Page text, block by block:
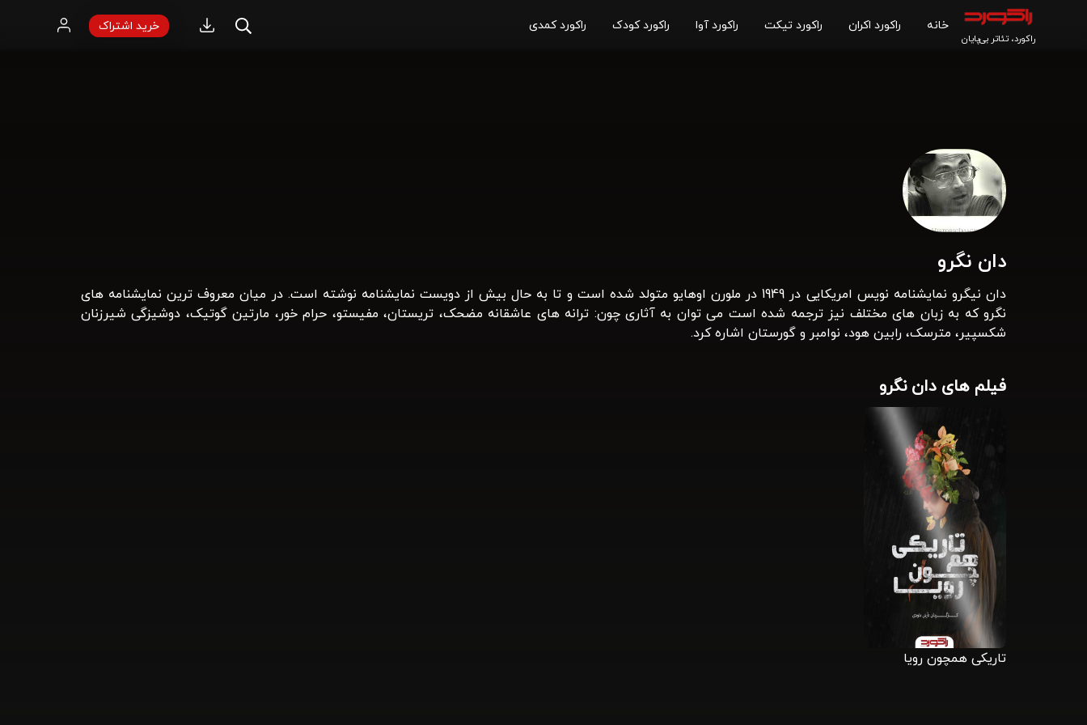
راکورد، تئاتر بی‌پایان
خانه راکورد اکران راکورد تیکت راکورد آوا راکورد کودک راکورد کمدی خرید اشتراک
دان نگرو
دان نیگرو نمایشنامه نویس امریکایی در 1949 در ملورن اوهایو متولد شده است و تا به حال بیش از دویست نمایشنامه نوشته است. در میان معروف ترین نمایشنامه های
نگرو که به زبان های مختلف نیز ترجمه شده است می توان به آثاری چون: ترانه های عاشقانه مضحک، تریستان، مفیستو، حرام خور، مارتین گوتیک، دوشیزگی شیرزنان
شکسپیر، مترسک، رابین هود، نوامبر و گورستان اشاره کرد.
فیلم های دان نگرو
تاریکی همچون رویا